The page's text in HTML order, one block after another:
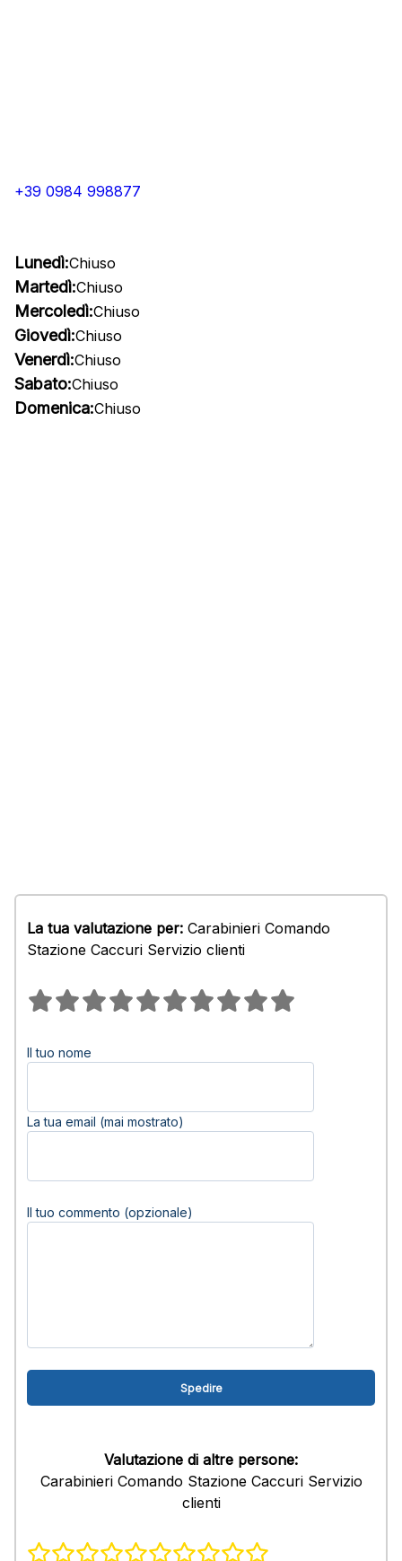
+39 0984 998877
Lunedì:Chiuso
Martedì:Chiuso
Mercoledì:Chiuso
Giovedì:Chiuso
Venerdì:Chiuso
Sabato:Chiuso
Domenica:Chiuso
La tua valutazione per: Carabinieri Comando
Stazione Caccuri Servizio clienti
Il tuo nome
La tua email (mai mostrato)
Il tuo commento (opzionale)
Valutazione di altre persone:
Carabinieri Comando Stazione Caccuri Servizio
clienti